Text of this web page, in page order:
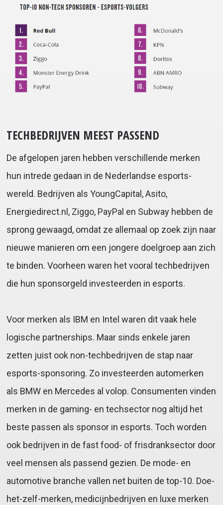
TECHBEDRIJVEN MEEST PASSEND
De afgelopen jaren hebben verschillende merken
hun intrede gedaan in de Nederlandse esports-
wereld. Bedrijven als YoungCapital, Asito,
Energiedirect.nl, Ziggo, PayPal en Subway hebben de
sprong gewaagd, omdat ze allemaal op zoek zijn naar
nieuwe manieren om een jongere doelgroep aan zich
te binden. Voorheen waren het vooral techbedrijven
die hun sponsorgeld investeerden in esports.
Voor merken als IBM en Intel waren dit vaak hele
logische partnerships. Maar sinds enkele jaren
zetten juist ook non-techbedrijven de stap naar
esports-sponsoring. Zo investeerden automerken
als BMW en Mercedes al volop. Consumenten vinden
merken in de gaming- en techsector nog altijd het
beste passen als sponsor in esports. Toch worden
ook bedrijven in de fast food- of frisdranksector door
veel mensen als passend gezien. De mode- en
automotive branche vallen net buiten de top-10. Doe-
het-zelf-merken, medicijnbedrijven en luxe merken